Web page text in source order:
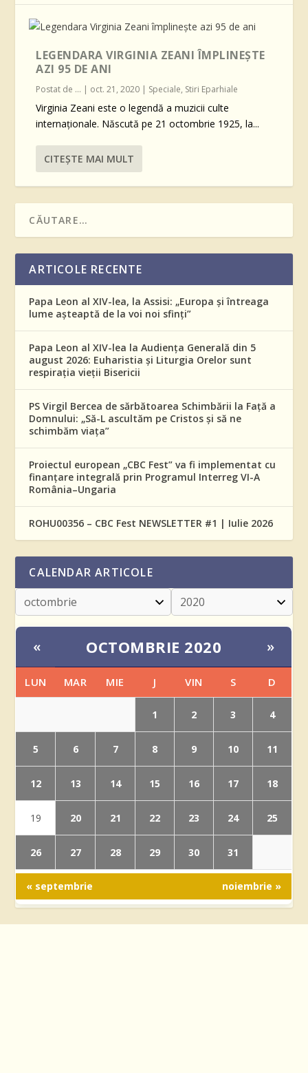
LEGENDARA VIRGINIA ZEANI ÎMPLINEŞTE
AZI 95 DE ANI
Postat de ... | oct. 21, 2020 | Speciale, Stiri Eparhiale
Virginia Zeani este o legendă a muzicii culte
internaționale. Născută pe 21 octombrie 1925, la...
CITEŞTE MAI MULT
ARTICOLE RECENTE
Papa Leon al XIV-lea, la Assisi: „Europa și întreaga
lume așteaptă de la voi noi sfinți”
Papa Leon al XIV-lea la Audiența Generală din 5
august 2026: Euharistia și Liturgia Orelor sunt
respirația vieții Bisericii
PS Virgil Bercea de sărbătoarea Schimbării la Față a
Domnului: „Să-L ascultăm pe Cristos și să ne
schimbăm viața”
Proiectul european „CBC Fest” va fi implementat cu
finanțare integrală prin Programul Interreg VI-A
România–Ungaria
ROHU00356 – CBC Fest NEWSLETTER #1 | Iulie 2026
CALENDAR ARTICOLE
« OCTOMBRIE 2020 »
LUN MAR MIE J VIN S D
1 2 3 4
5 6 7 8 9 10 11
12 13 14 15 16 17 18
19 20 21 22 23 24 25
26 27 28 29 30 31
« septembrie noiembrie »